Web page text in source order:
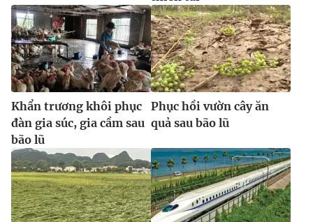
Khẩn trương khôi phục
đàn gia súc, gia cầm sau
bão lũ
Phục hồi vườn cây ăn
quả sau bão lũ